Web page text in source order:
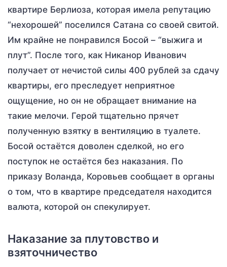
квартире Берлиоза, которая имела репутацию
“нехорошей” поселился Сатана со своей свитой.
Им крайне не понравился Босой – “выжига и
плут”. После того, как Никанор Иванович
получает от нечистой силы 400 рублей за сдачу
квартиры, его преследует неприятное
ощущение, но он не обращает внимание на
такие мелочи. Герой тщательно прячет
полученную взятку в вентиляцию в туалете.
Босой остаётся доволен сделкой, но его
поступок не остаётся без наказания. По
приказу Воланда, Коровьев сообщает в органы
о том, что в квартире председателя находится
валюта, которой он спекулирует.
Наказание за плутовство и
взяточничество